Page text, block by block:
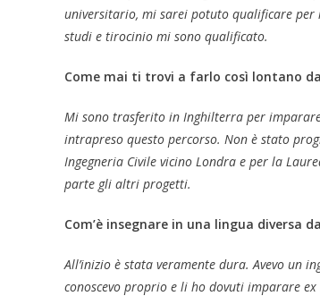
universitario, mi sarei potuto qualificare per
studi e tirocinio mi sono qualificato.
Come mai ti trovi a farlo così lontano
Mi sono trasferito in Inghilterra per
intrapreso questo percorso. Non è stato
Ingegneria Civile vicino Londra e per la
parte gli altri progetti.
Com’è insegnare in una lingua diversa
All’inizio è stata veramente dura. Avevo un
conoscevo proprio e li ho dovuti imparare